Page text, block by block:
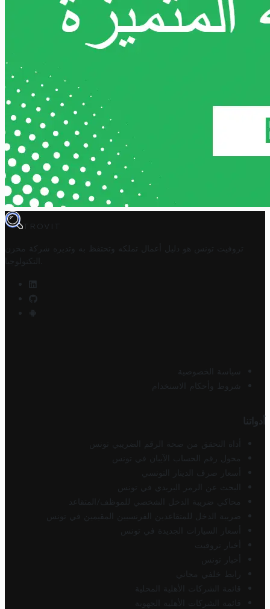
TROVIT
تروفيت تونس هو دليل أعمال تملكه وتحتفظ به وتديره
شركة مخزن
التكنولوجيا
سياسة الخصوصية
شروط وأحكام الاستخدام
أدواتنا
أداة التحقق من صحة الرقم الضريبي تونس
محول رقم الحساب الآيبان في تونس
أسعار صرف الدينار التونسي
البحث عن الرمز البريدي في تونس
محاكي ضريبة الدخل الشخصي للموظف/المتقاعد
ضريبة الدخل للمتقاعدين الفرنسيين المقيمين في تونس
أسعار السيارات الجديدة في تونس
أخبار تروفيت
أخبار تونس
رابط خلفي مجاني
قائمة الشركات الأهلية المحلية
قائمة الشركات الأهلية الجهوية